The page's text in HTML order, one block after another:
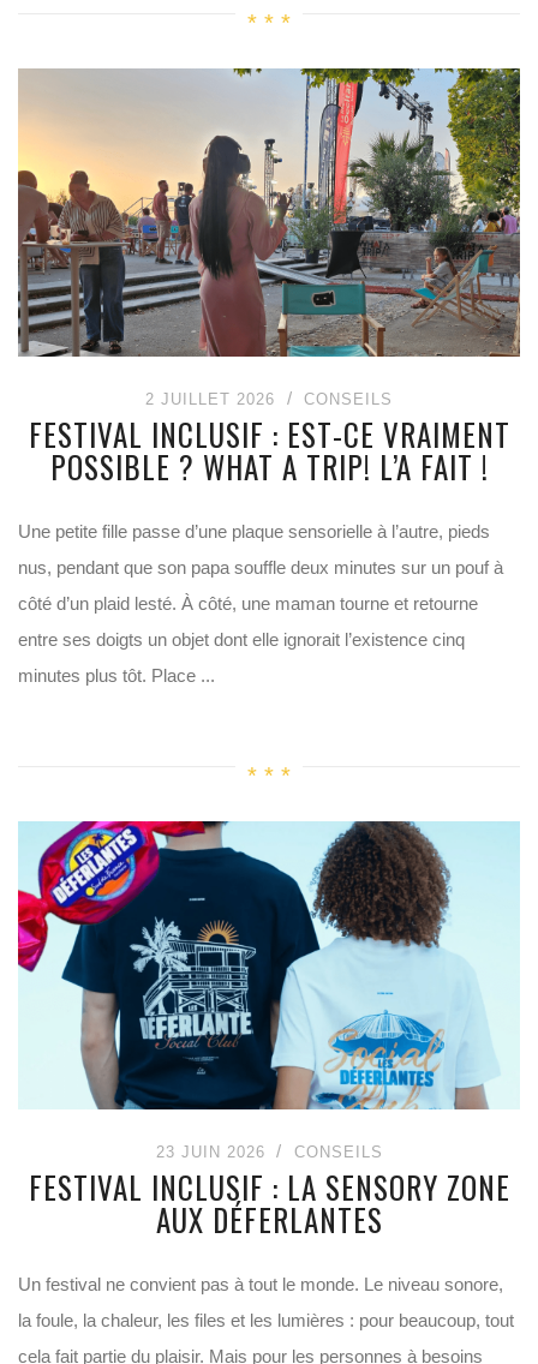
2 JUILLET 2026 CONSEILS
FESTIVAL INCLUSIF : EST-CE VRAIMENT
POSSIBLE ? WHAT A TRIP! L’A FAIT !
Une petite fille passe d’une plaque sensorielle à l’autre, pieds
nus, pendant que son papa souffle deux minutes sur un pouf à
côté d’un plaid lesté. À côté, une maman tourne et retourne
entre ses doigts un objet dont elle ignorait l’existence cinq
minutes plus tôt. Place ...
23 JUIN 2026 CONSEILS
FESTIVAL INCLUSIF : LA SENSORY ZONE
AUX DÉFERLANTES
Un festival ne convient pas à tout le monde. Le niveau sonore,
la foule, la chaleur, les files et les lumières : pour beaucoup, tout
cela fait partie du plaisir. Mais pour les personnes à besoins